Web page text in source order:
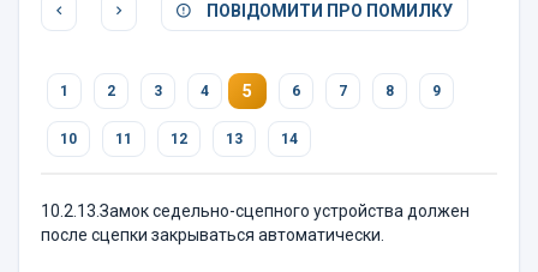
ПОВІДОМИТИ ПРО ПОМИЛКУ
1 2 3 4 5 6 7 8 9
10 11 12 13 14
10.2.13.Замок седельно-сцепного устройства дол­жен
после сцепки закрываться автоматически.